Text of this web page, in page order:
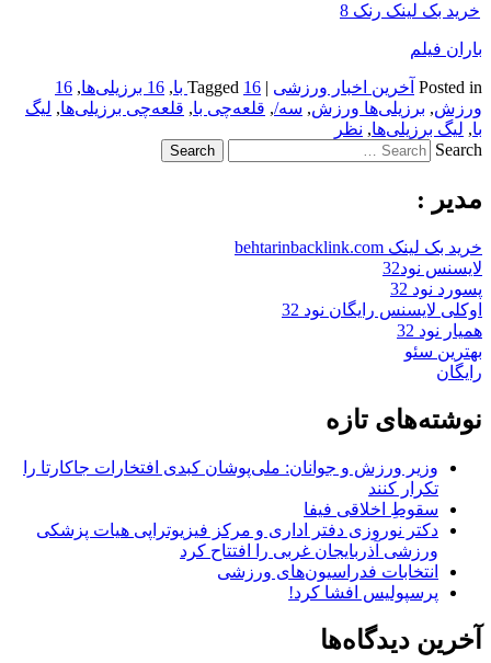
خرید بک لینک رنک 8
باران فیلم
Posted in آخرین اخبار ورزشی |
Tagged 16 با , 16 برزیلی‌ها ,
16
ورزش, برزیلی‌ها ورزش, سه/, قلعه‌چی با, قلعه‌چی برزیلی‌ها, لیگ
با, لیگ برزیلی‌ها, نظر
Search
مدیر :
خرید بک لینک behtarinbacklink.com
لایسنس نود32
پسورد نود 32
اوکلی لایسنس رایگان نود 32
همیار نود 32
بهترین سئو
رایگان
نوشته‌های تازه
وزیر ورزش و جوانان: ملی‌پوشان کبدی افتخارات جاکارتا را
تکرار کنند
سقوطِ اخلاقی فیفا
دکتر نوروزی دفتر اداری و مرکز فیزیوتراپی هیات پزشکی
ورزشی آذربایجان غربی را افتتاح کرد
انتخابات فدراسیون‌های ورزشی
پرسپولیس افشا کرد!
آخرین دیدگاه‌ها